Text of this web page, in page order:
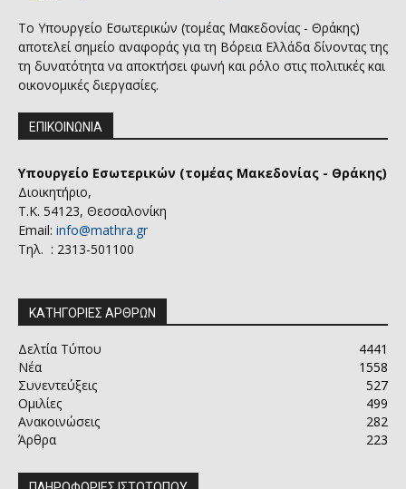
Το Υπουργείο Εσωτερικών (τομέας Μακεδονίας - Θράκης)
αποτελεί σημείο αναφοράς για τη Βόρεια Ελλάδα δίνοντας της
τη δυνατότητα να αποκτήσει φωνή και ρόλο στις πολιτικές και
οικονομικές διεργασίες.
ΕΠΙΚΟΙΝΩΝΙΑ
Υπουργείο Εσωτερικών (τομέας Μακεδονίας - Θράκης)
Διοικητήριο,
Τ.Κ. 54123, Θεσσαλονίκη
Email: info@mathra.gr
Τηλ. : 2313-501100
ΚΑΤΗΓΟΡΙΕΣ ΑΡΘΡΩΝ
Δελτία Τύπου
4441
Νέα
1558
Συνεντεύξεις
527
Ομιλίες
499
Ανακοινώσεις
282
Άρθρα
223